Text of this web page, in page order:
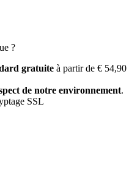
?
gratuite à partir de € 54,90
de notre environnement.
SSL